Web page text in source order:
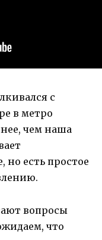
с
в метро
чем наша
но есть простое
вопросы
что